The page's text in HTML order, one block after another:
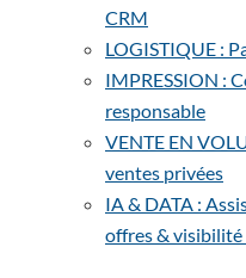
CRM
LOGISTIQUE :
IMPRESSION :
responsable
VENTE EN
ventes privées
IA & DATA :
offres &